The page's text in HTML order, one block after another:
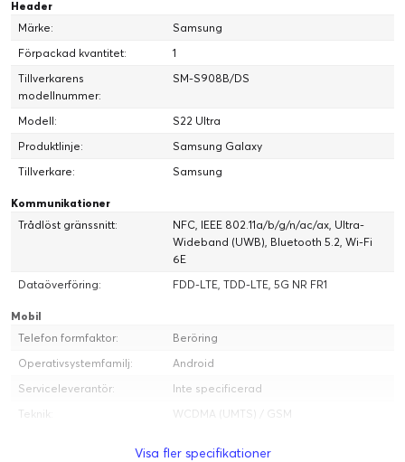
Header
Märke:
Samsung
Förpackad kvantitet:
1
Tillverkarens
modellnummer:
SM-S908B/DS
Modell:
S22 Ultra
Produktlinje:
Samsung Galaxy
Tillverkare:
Samsung
Kommunikationer
Trådlöst gränssnitt:
NFC, IEEE 802.11a/b/g/n/ac/ax, Ultra-
Wideband (UWB), Bluetooth 5.2, Wi-Fi
6E
Dataöverföring:
FDD-LTE, TDD-LTE, 5G NR FR1
Mobil
Telefon formfaktor:
Beröring
Operativsystemfamilj:
Android
Serviceleverantör:
Inte specificerad
Teknik:
WCDMA (UMTS) / GSM
Visa fler specifikationer